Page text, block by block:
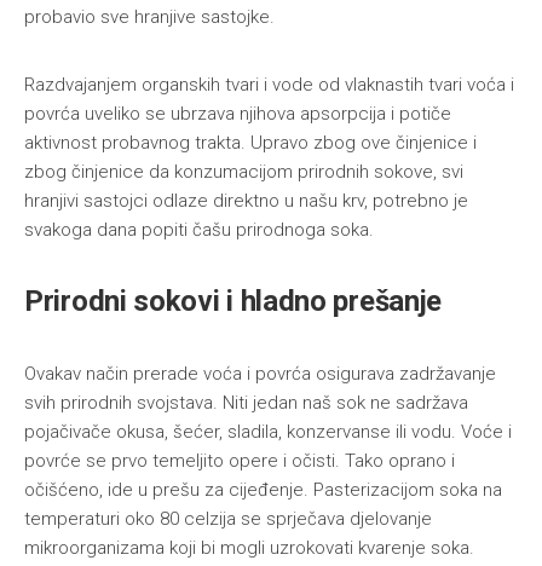
probavio sve hranjive sastojke.
Razdvajanjem organskih tvari i vode od vlaknastih tvari voća i
povrća uveliko se ubrzava njihova apsorpcija i potiče
aktivnost probavnog trakta. Upravo zbog ove činjenice i
zbog činjenice da konzumacijom prirodnih sokove, svi
hranjivi sastojci odlaze direktno u našu krv, potrebno je
svakoga dana popiti čašu prirodnoga soka.
Prirodni sokovi i hladno prešanje
Ovakav način prerade voća i povrća osigurava zadržavanje
svih prirodnih svojstava. Niti jedan naš sok ne sadržava
pojačivače okusa, šećer, sladila, konzervanse ili vodu. Voće i
povrće se prvo temeljito opere i očisti. Tako oprano i
očišćeno, ide u prešu za cijeđenje. Pasterizacijom soka na
temperaturi oko 80 celzija se sprječava djelovanje
mikroorganizama koji bi mogli uzrokovati kvarenje soka.